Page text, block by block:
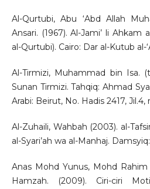
Al-Qurtubi, Abu ‘Abd Allah
Ansari. (1967). Al-Jami’ li Ahkam
al-Qurtubi). Cairo: Dar al-Kutub al-
Al-Tirmizi, Muhammad bin Isa.
Sunan Tirmizi. Tahqiq: Ahmad
Arabi: Beirut, No. Hadis 2417, Jil.4,
Al-Zuhaili, Wahbah (2003). al-
al-Syari’ah wa al-Manhaj.
Anas Mohd Yunus, Mohd
Hamzah. (2009). Ciri-ciri